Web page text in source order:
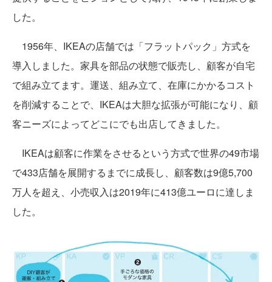
した。
1956年、IKEAの店舗では「フラットパック」方式を
導入しました。家具を部品の状態で販売し、顧客が自宅
で組み立てます。運送、組み立て、在庫にかかるコスト
を削減することで、IKEAは大胆な拡張が可能になり、顧
客ニーズによってどこにでも出店してきました。
IKEAは顧客に作業をさせるという方式で世界の49市場
で433店舗を展開するまでに成長し、顧客数は9億5,700
万人を超え、小売収入は2019年に413億ユーロに達しま
した。